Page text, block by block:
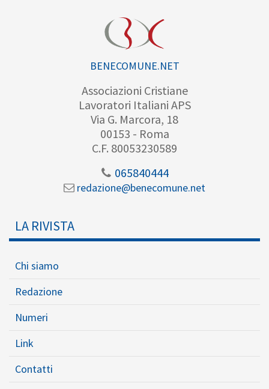
BENECOMUNE.NET
Associazioni Cristiane
Lavoratori Italiani APS
Via G. Marcora, 18
00153 - Roma
C.F. 80053230589
065840444
redazione@benecomune.net
LA RIVISTA
Chi siamo
Redazione
Numeri
Link
Contatti